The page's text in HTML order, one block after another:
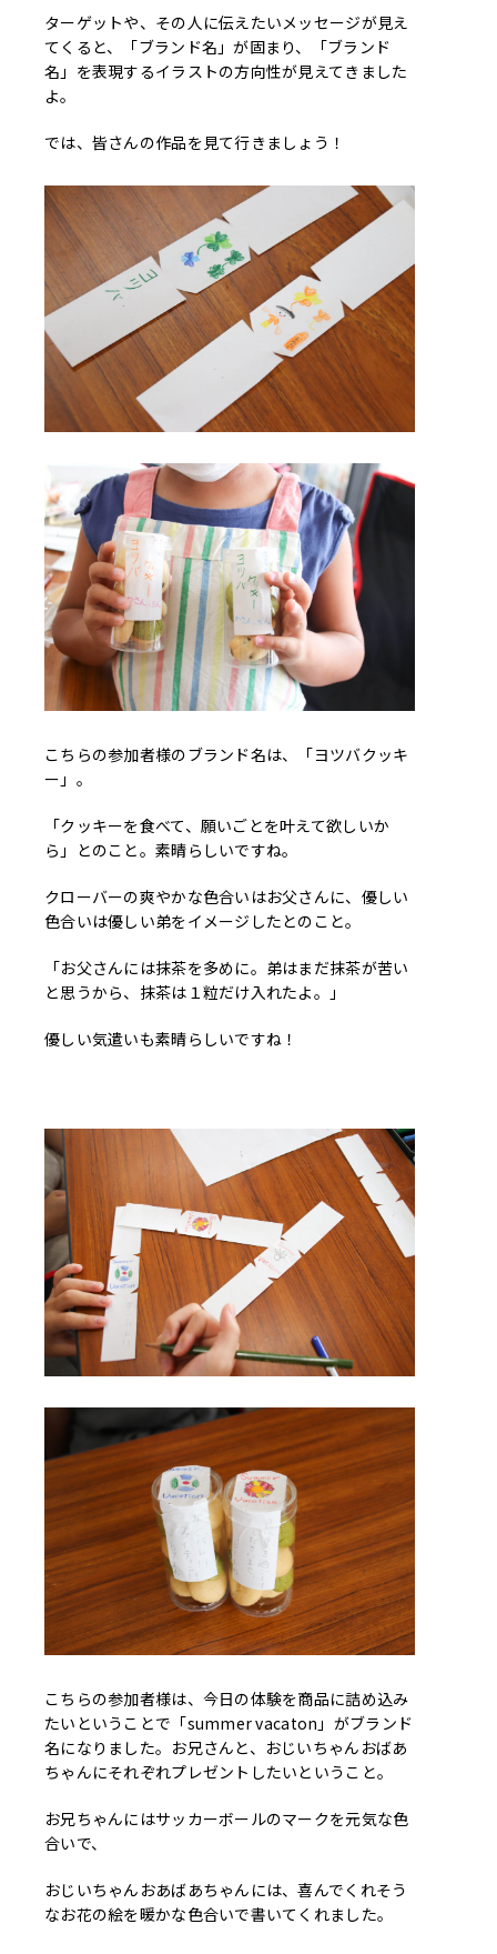
ターゲットや、その人に伝えたいメッセージが見え
てくると、「ブランド名」が固まり、「ブランド
名」を表現するイラストの方向性が見えてきました
よ。
では、皆さんの作品を見て行きましょう！
こちらの参加者様のブランド名は、「ヨツバクッキ
ー」。
「クッキーを食べて、願いごとを叶えて欲しいか
ら」とのこと。素晴らしいですね。
クローバーの爽やかな色合いはお父さんに、優しい
色合いは優しい弟をイメージしたとのこと。
「お父さんには抹茶を多めに。弟はまだ抹茶が苦い
と思うから、抹茶は１粒だけ入れたよ。」
優しい気遣いも素晴らしいですね！
こちらの参加者様は、今日の体験を商品に詰め込み
たいということで「summer vacaton」がブランド
名になりました。お兄さんと、おじいちゃんおばあ
ちゃんにそれぞれプレゼントしたいということ。
お兄ちゃんにはサッカーボールのマークを元気な色
合いで、
おじいちゃんおあばあちゃんには、喜んでくれそう
なお花の絵を暖かな色合いで書いてくれました。